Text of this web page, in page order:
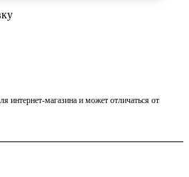
интернет-магазина и может отличаться от